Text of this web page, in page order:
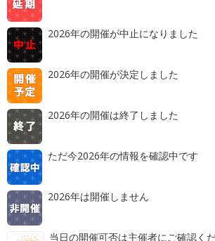
2026年の開催が中止になりました
2026年の開催が決定しました
2026年の開催は終了しました
ただ今2026年の情報を確認中です
2026年は開催しません
当日の開催可否は主催者にご確認く